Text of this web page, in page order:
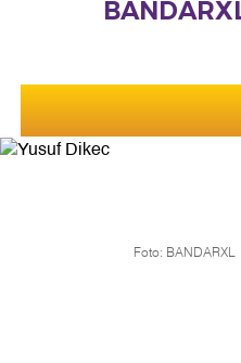
Foto: BANDARXL